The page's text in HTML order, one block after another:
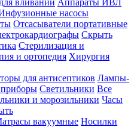
вливаний Аппараты ИВЛ
насосы
Отсасыватели портативные
Скрыть
Стерилизация и
и ортопедия Хирургия
для антисептиков Лампы-
Светильники Все
и морозильники Часы
вакуумные Носилки